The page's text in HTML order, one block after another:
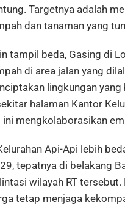
Targetnya adalah
dan tanaman yang
tampil beda, Gasing di
di area jalan yang
lingkungan
halaman Kantor
ini mengkolaborasikan
Api-Api lebih
29, tepatnya di belakang
wilayah RT
tetap menjaga